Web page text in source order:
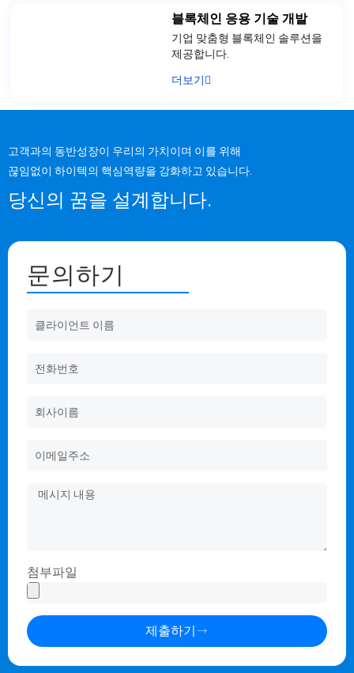
블록체인 응용 기술 개발
기업 맞춤형 블록체인 솔루션을
제공합니다.
더보기
고객과의 동반성장이 우리의 가치이며 이를 위해
끊임없이 하이텍의 핵심역량을 강화하고 있습니다.
당신의 꿈을 설계합니다.
문의하기
첨부파일
제출하기